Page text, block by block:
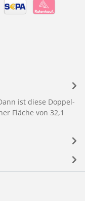
ist diese Doppel-
Fläche von 32,1